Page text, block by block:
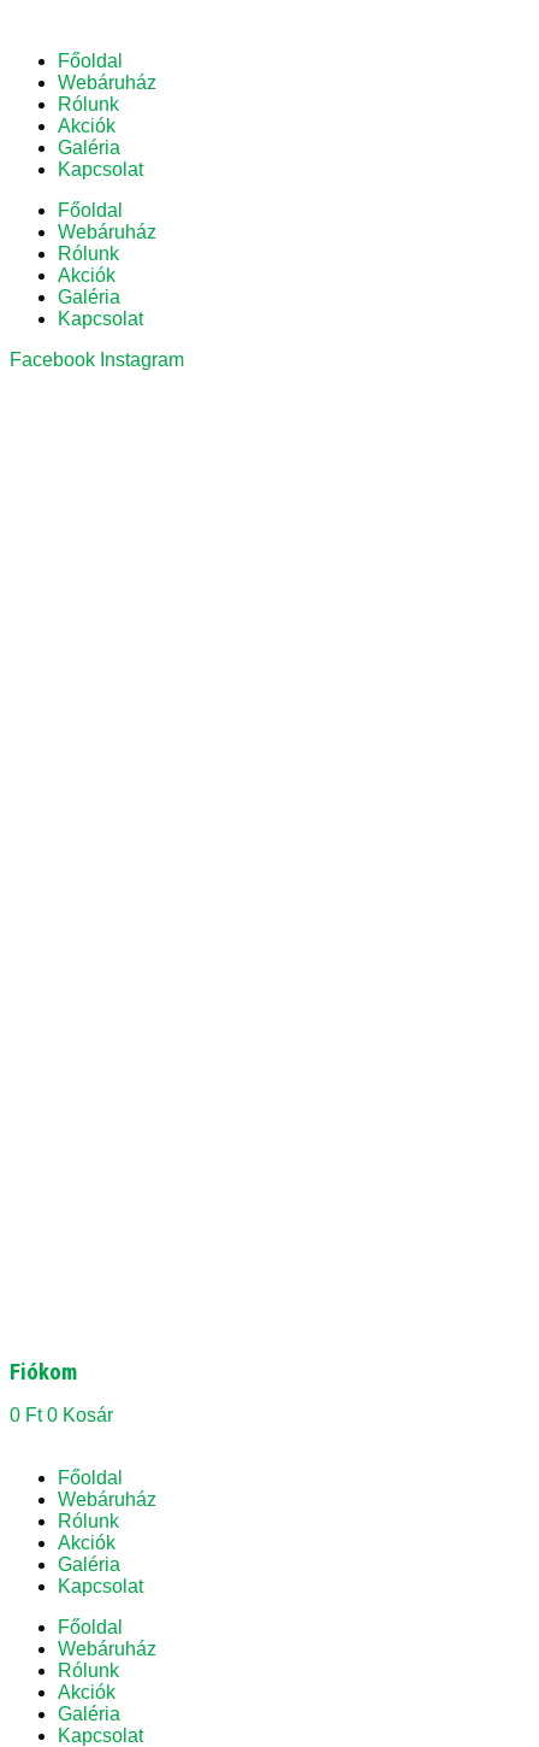
Főoldal
Webáruház
Rólunk
Akciók
Galéria
Kapcsolat
Főoldal
Webáruház
Rólunk
Akciók
Galéria
Kapcsolat
Facebook Instagram
Fiókom
0 Ft 0 Kosár
Főoldal
Webáruház
Rólunk
Akciók
Galéria
Kapcsolat
Főoldal
Webáruház
Rólunk
Akciók
Galéria
Kapcsolat